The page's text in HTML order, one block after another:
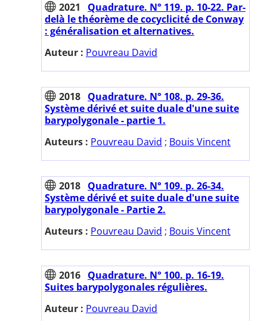
2021
Quadrature. N° 119. p. 10-22. Par-
delà le théorème de cocyclicité de Conway
: généralisation et alternatives.
Auteur : Pouvreau David
2018 Quadrature. N° 108. p. 29-36.
Système dérivé et suite duale d'une suite
barypolygonale - partie 1.
Auteurs : Pouvreau David ; Bouis Vincent
2018 Quadrature. N° 109. p. 26-34.
Système dérivé et suite duale d'une suite
barypolygonale - Partie 2.
Auteurs : Pouvreau David ; Bouis Vincent
2016 Quadrature. N° 100. p. 16-19.
Suites barypolygonales régulières.
Auteur : Pouvreau David